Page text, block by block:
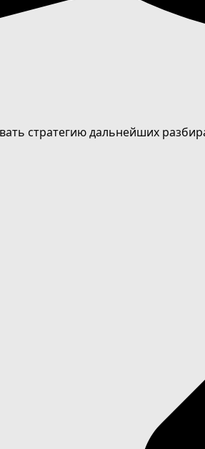
стратегию дальнейших